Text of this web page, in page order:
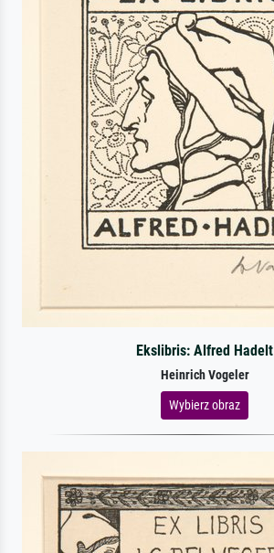
Ekslibris: Alfred Hadelt
Heinrich Vogeler
Wybierz obraz